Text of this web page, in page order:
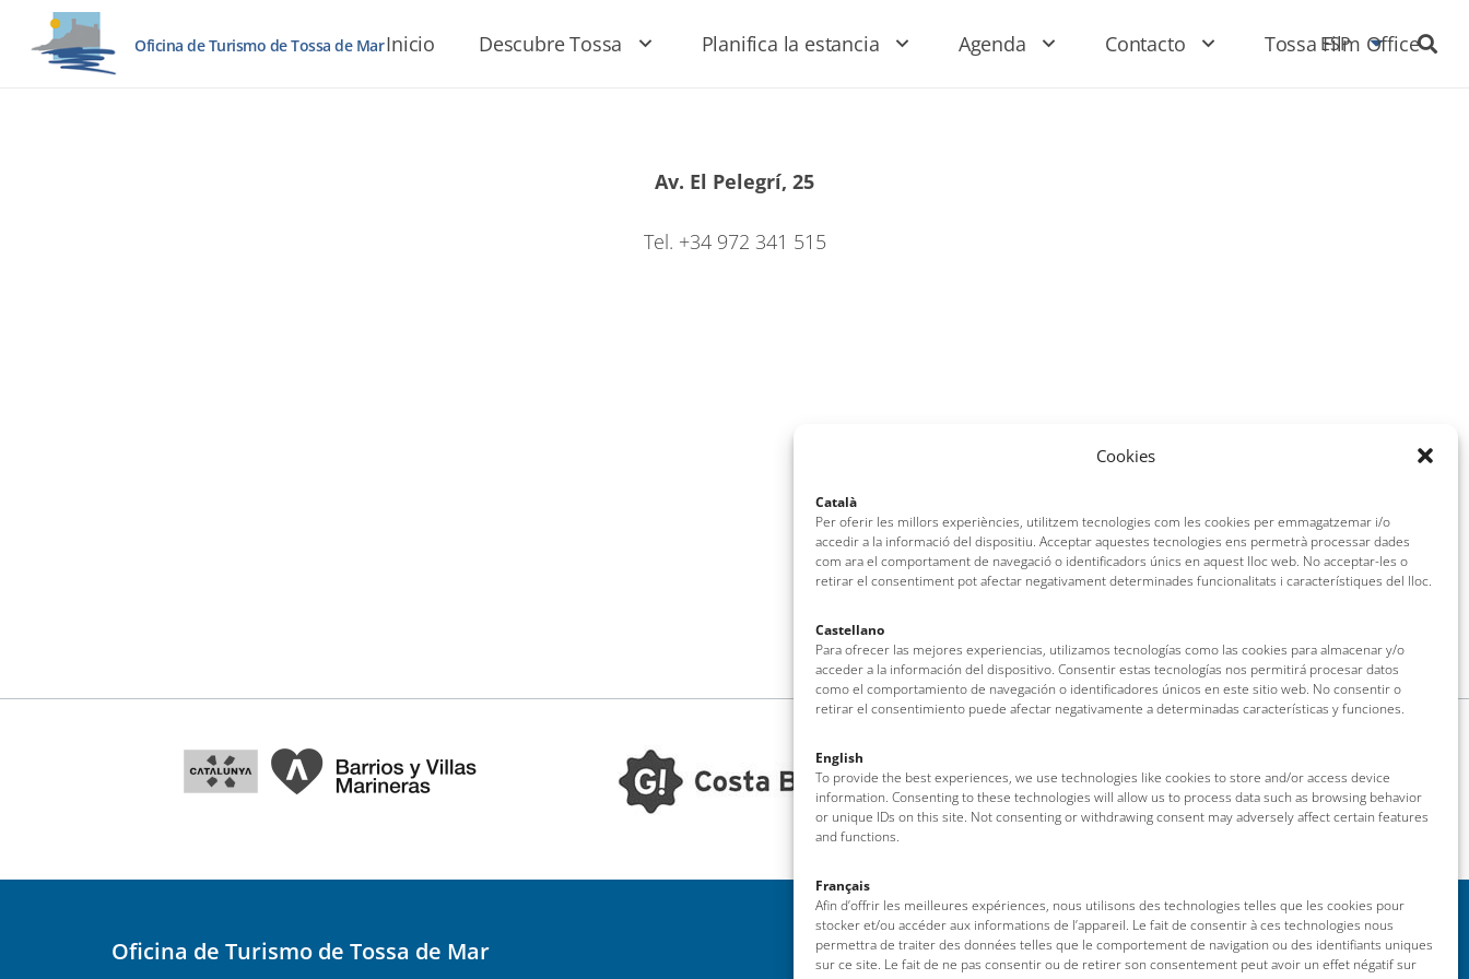
Cookies
Català
Per oferir les millors experiències, utilitzem tecnologies com les cookies per emmagatzemar i/o
accedir a la informació del dispositiu. Acceptar aquestes tecnologies ens permetrà processar dades
com ara el comportament de navegació o identificadors únics en aquest lloc web. No acceptar-les o
retirar el consentiment pot afectar negativament determinades funcionalitats i característiques del lloc.
Castellano
Para ofrecer las mejores experiencias, utilizamos tecnologías como las cookies para almacenar y/o
acceder a la información del dispositivo. Consentir estas tecnologías nos permitirá procesar datos
como el comportamiento de navegación o identificadores únicos en este sitio web. No consentir o
retirar el consentimiento puede afectar negativamente a determinadas características y funciones.
English
To provide the best experiences, we use technologies like cookies to store and/or access device
information. Consenting to these technologies will allow us to process data such as browsing behavior
or unique IDs on this site. Not consenting or withdrawing consent may adversely affect certain features
and functions.
Français
Afin d’offrir les meilleures expériences, nous utilisons des technologies telles que les cookies pour
stocker et/ou accéder aux informations de l’appareil. Le fait de consentir à ces technologies nous
permettra de traiter des données telles que le comportement de navigation ou des identifiants uniques
sur ce site. Le fait de ne pas consentir ou de retirer son consentement peut avoir un effet négatif sur
Oficina de Turismo de Tossa de MarInicio Descubre Tossa Planifica la estancia Agenda Contacto Tossa Film Office
ESP
Av. El Pelegrí, 25
Tel. +34 972 341 515
Oficina de Turismo de Tossa de Mar